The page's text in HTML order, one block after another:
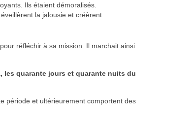
Ils étaient démoralisés.
la jalousie et créèrent
réfléchir à sa mission. Il marchait ainsi
les quarante jours et quarante nuits du
période et ultérieurement comportent des